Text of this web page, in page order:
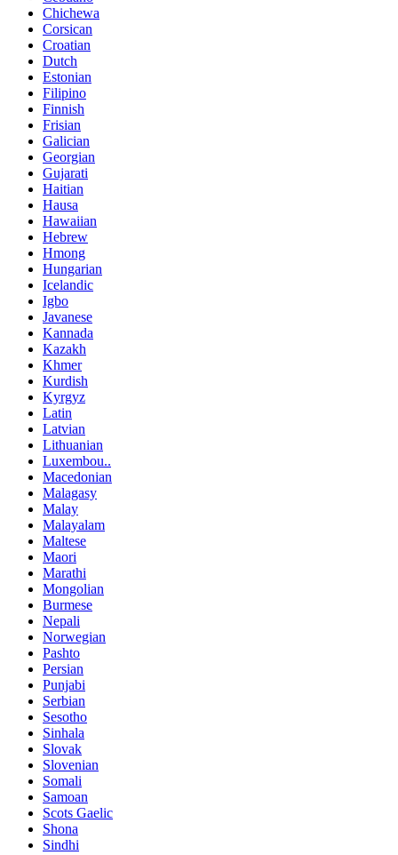
Chichewa
Corsican
Croatian
Dutch
Estonian
Filipino
Finnish
Frisian
Galician
Georgian
Gujarati
Haitian
Hausa
Hawaiian
Hebrew
Hmong
Hungarian
Icelandic
Igbo
Javanese
Kannada
Kazakh
Khmer
Kurdish
Kyrgyz
Latin
Latvian
Lithuanian
Luxembou..
Macedonian
Malagasy
Malay
Malayalam
Maltese
Maori
Marathi
Mongolian
Burmese
Nepali
Norwegian
Pashto
Persian
Punjabi
Serbian
Sesotho
Sinhala
Slovak
Slovenian
Somali
Samoan
Scots Gaelic
Shona
Sindhi